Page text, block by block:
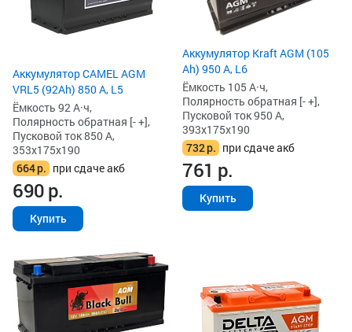
Аккумулятор CAMEL AGM
VRL5 (92Ah) 850 А, L5
Ёмкость 92 А·ч,
Полярность обратная [- +],
Пусковой ток 850 А,
353x175x190
664р. при сдаче акб
690р.
Купить
Аккумулятор Kraft AGM (105
Ah) 950 А, L6
Ёмкость 105 А·ч,
Полярность обратная [- +],
Пусковой ток 950 А,
393x175x190
732р. при сдаче акб
761 р.
Купить